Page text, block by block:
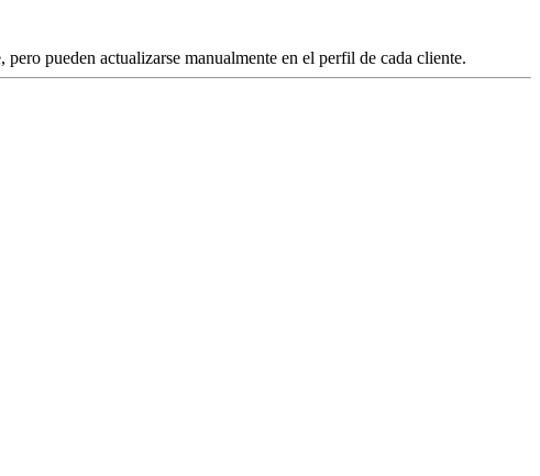
pueden actualizarse manualmente en el perfil de cada cliente.